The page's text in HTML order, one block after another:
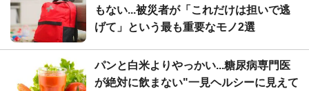
もない...被災者が「これだけは担いで逃
げて」という最も重要なモノ2選
パンと白米よりやっかい...糖尿病専門医
が絶対に飲まない"一見ヘルシーに見えて